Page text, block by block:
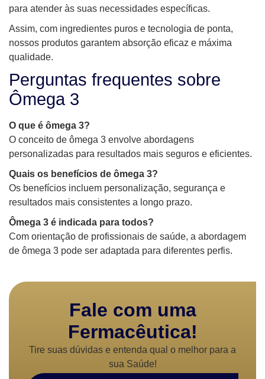
para atender às suas necessidades específicas.
Assim, com ingredientes puros e tecnologia de ponta,
nossos produtos garantem absorção eficaz e máxima
qualidade.
Perguntas frequentes sobre
Ômega 3
O que é ômega 3?
O conceito de ômega 3 envolve abordagens
personalizadas para resultados mais seguros e eficientes.
Quais os benefícios de ômega 3?
Os benefícios incluem personalização, segurança e
resultados mais consistentes a longo prazo.
Ômega 3 é indicada para todos?
Com orientação de profissionais de saúde, a abordagem
de ômega 3 pode ser adaptada para diferentes perfis.
Fale com uma
Fermacêutica!
Tire suas dúvidas e entenda qual o melhor para a
sua Saúde!